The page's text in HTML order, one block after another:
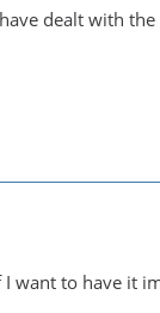
dealt with
want to have it